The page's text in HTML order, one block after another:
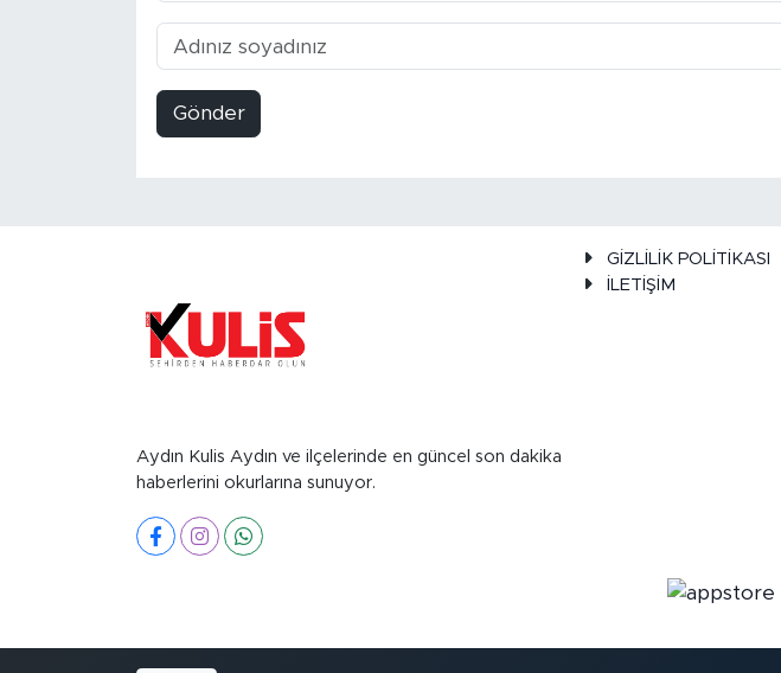
Gönder
Aydın Kulis Aydın ve ilçelerinde en güncel son dakika
haberlerini okurlarına sunuyor.
GİZLİLİK POLİTİKASI
İLETİŞİM